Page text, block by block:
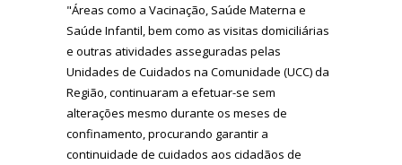
"Áreas como a Vacinação, Saúde Materna e
Saúde Infantil, bem como as visitas domiciliárias
e outras atividades asseguradas pelas
Unidades de Cuidados na Comunidade (UCC) da
Região, continuaram a efetuar-se sem
alterações mesmo durante os meses de
confinamento, procurando garantir a
continuidade de cuidados aos cidadãos de